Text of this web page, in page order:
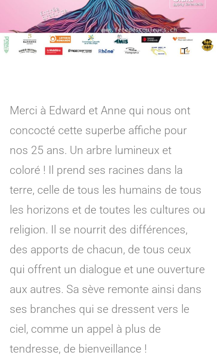
Merci à Edward et Anne qui nous ont
concocté cette superbe affiche pour
nos 25 ans. Un arbre lumineux et
coloré ! Il prend ses racines dans la
terre, celle de tous les humains de tous
les horizons et de toutes les cultures ou
religion. Il se nourrit des différences,
des apports de chacun, de tous ceux
qui offrent un dialogue et une ouverture
aux autres. Sa sève remonte ainsi dans
ses branches qui se dressent vers le
ciel, comme un appel à plus de
tendresse, de bienveillance !